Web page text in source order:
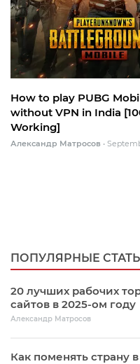
How to play PUBG
without VPN in India
Working]
Александр Матросов •
ПОПУЛЯРНЫЕ
20 лучших рабочих
сайтов в 2025-ом году
Александр Матросов
Как поменять страну